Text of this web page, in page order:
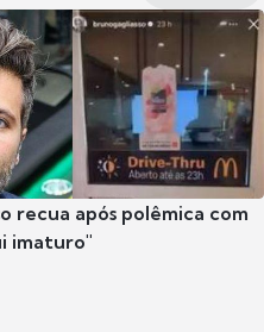
recua após polêmica com
imaturo"